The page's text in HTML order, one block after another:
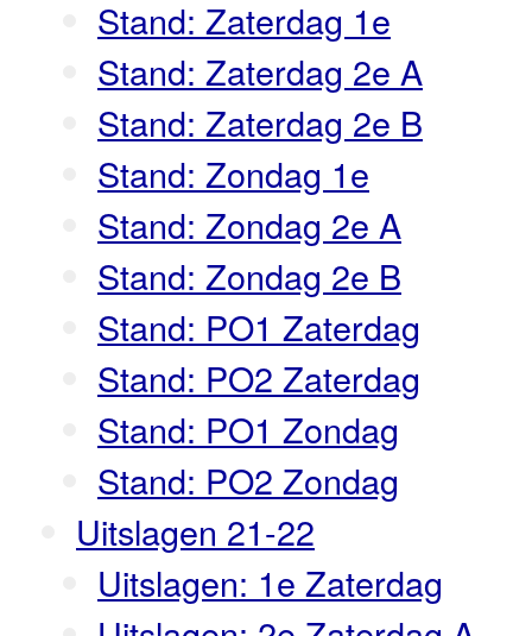
Stand: Zaterdag 1e
Stand: Zaterdag 2e A
Stand: Zaterdag 2e B
Stand: Zondag 1e
Stand: Zondag 2e A
Stand: Zondag 2e B
Stand: PO1 Zaterdag
Stand: PO2 Zaterdag
Stand: PO1 Zondag
Stand: PO2 Zondag
Uitslagen 21-22
Uitslagen: 1e Zaterdag